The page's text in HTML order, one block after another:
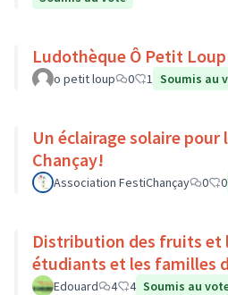
Ludothèque Ô Petit Loup
o petit loup 0 1 Soumis au
Un éclairage solaire
Chançay!
Association FestiChançay 0 0
Distribution des fruits et
étudiants et les familles
Edouard 4 4 Soumis au